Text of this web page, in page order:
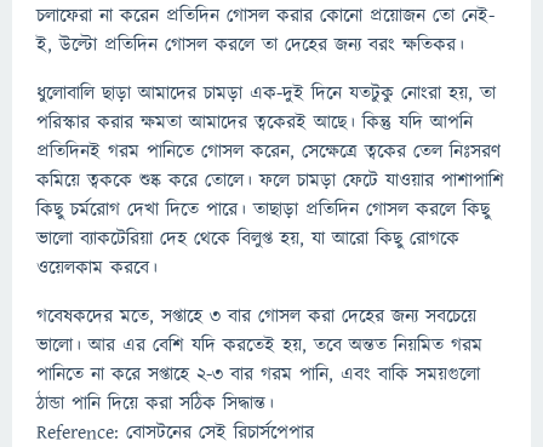
চলাফেরা না করেন প্রতিদিন গোসল করার কোনো প্রয়োজন তো নেই-
ই, উল্টো প্রতিদিন গোসল করলে তা দেহের জন্য বরং ক্ষতিকর।
ধুলোবালি ছাড়া আমাদের চামড়া এক-দুই দিনে যতটুকু নোংরা হয়, তা
পরিস্কার করার ক্ষমতা আমাদের ত্বকেরই আছে। কিন্তু যদি আপনি
প্রতিদিনই গরম পানিতে গোসল করেন, সেক্ষেত্রে ত্বকের তেল নিঃসরণ
কমিয়ে ত্বককে শুষ্ক করে তোলে। ফলে চামড়া ফেটে যাওয়ার পাশাপাশি
কিছু চর্মরোগ দেখা দিতে পারে। তাছাড়া প্রতিদিন গোসল করলে কিছু
ভালো ব্যাকটেরিয়া দেহ থেকে বিলুপ্ত হয়, যা আরো কিছু রোগকে
ওয়েলকাম করবে।
গবেষকদের মতে, সপ্তাহে ৩ বার গোসল করা দেহের জন্য সবচেয়ে
ভালো। আর এর বেশি যদি কর‍তেই হয়, তবে অন্তত নিয়মিত গরম
পানিতে না করে সপ্তাহে ২-৩ বার গরম পানি, এবং বাকি সময়গুলো
ঠান্ডা পানি দিয়ে করা সঠিক সিদ্ধান্ত।
Reference: বোসটনের সেই রিচার্সপেপার